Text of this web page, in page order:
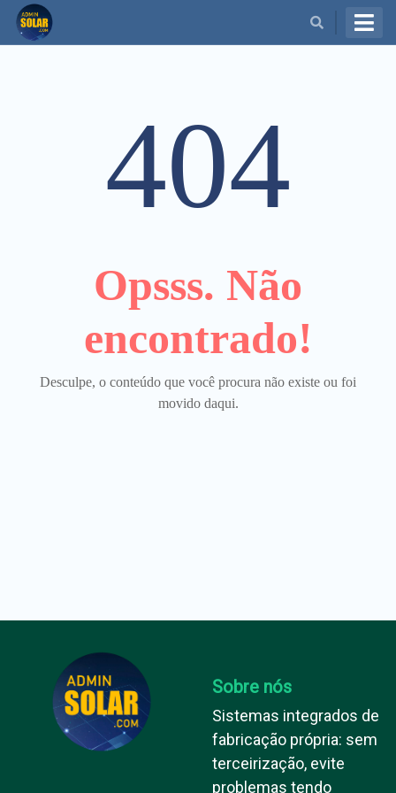
404
Opsss. Não
encontrado!
Desculpe, o conteúdo que você procura não existe ou foi
movido daqui.
Sobre nós
Sistemas integrados de
fabricação própria: sem
terceirização, evite
problemas tendo